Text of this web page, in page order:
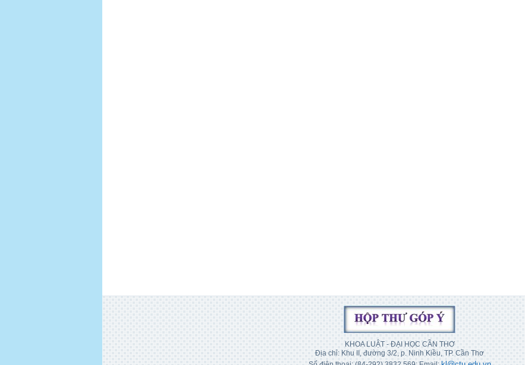
KHOA LUẬT - ĐẠI HỌC CẦN THƠ
Địa chỉ: Khu II, đường 3/2, p. Ninh Kiều, TP. Cần Thơ